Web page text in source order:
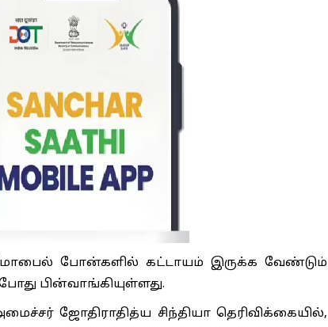
மொபைல் போன்களில் கட்டாயம் இருக்க வேண்டும்
பின்வாங்கியுள்ளது.
ஜோதிராதித்ய சிந்தியா தெரிவிக்கையில்,